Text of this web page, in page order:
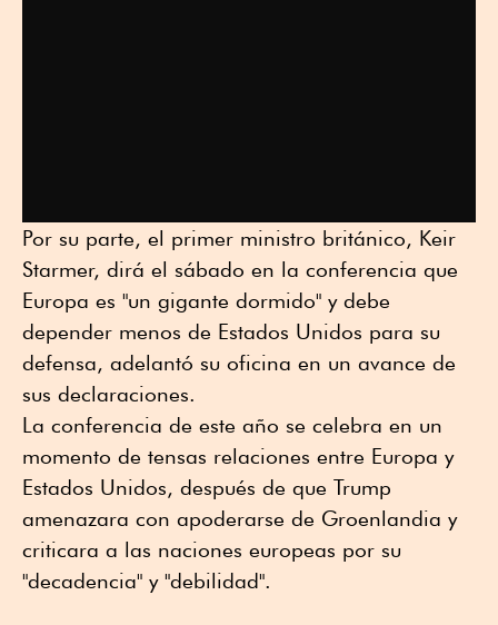
Por su parte, el primer ministro británico, Keir
Starmer, dirá el sábado en la conferencia que
Europa es "un gigante dormido" y debe
depender menos de Estados Unidos para su
defensa, adelantó su oficina en un avance de
sus declaraciones.
La conferencia de este año se celebra en un
momento de tensas relaciones entre Europa y
Estados Unidos, después de que Trump
amenazara con apoderarse de Groenlandia y
criticara a las naciones europeas por su
"decadencia" y "debilidad".